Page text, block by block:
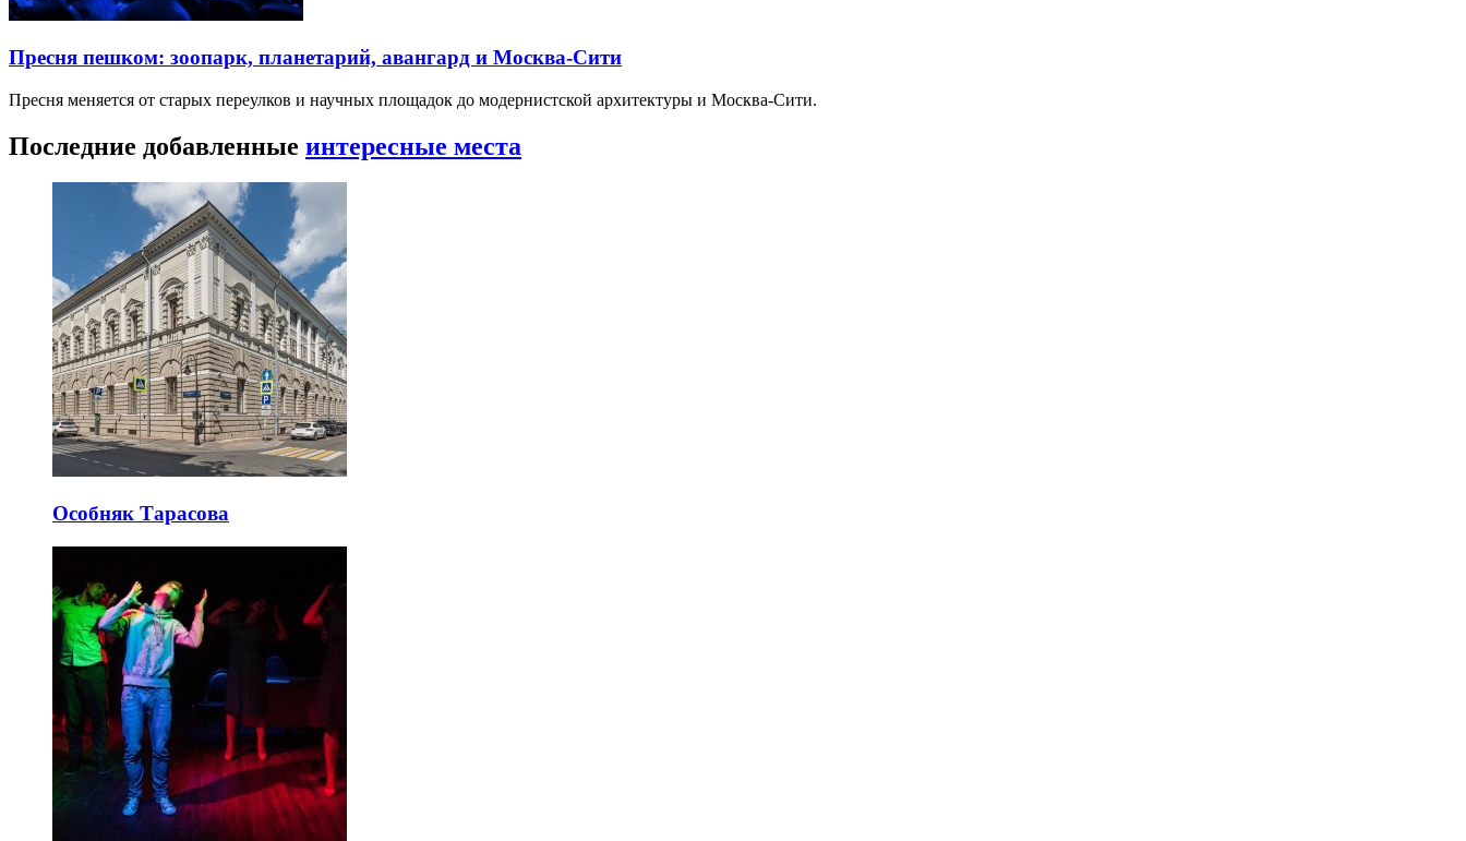
Пресня пешком: зоопарк, планетарий, авангард и Москва-Сити
Пресня меняется от старых переулков и научных площадок до модернистской архитектуры и Москва-Сити.
Последние добавленные интересные места
Особняк Тарасова